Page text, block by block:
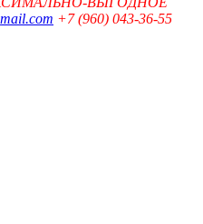
+7 (960) 043-36-55